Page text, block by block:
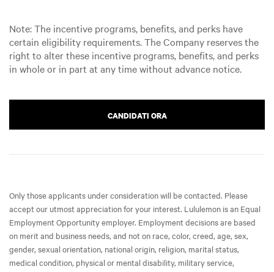
Note: The incentive programs, benefits, and perks have
certain eligibility requirements. The Company reserves the
right to alter these incentive programs, benefits, and perks
in whole or in part at any time without advance notice.
CANDIDATI ORA
Only those applicants under consideration will be contacted. Please
accept our utmost appreciation for your interest. Lululemon is an Equal
Employment Opportunity employer. Employment decisions are based
on merit and business needs, and not on race, color, creed, age, sex,
gender, sexual orientation, national origin, religion, marital status,
medical condition, physical or mental disability, military service,